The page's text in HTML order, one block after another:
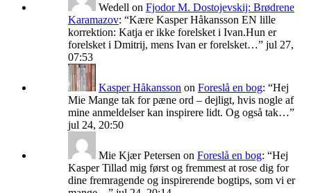
Wedell on Fjodor M. Dostojevskij: Brødrene
Karamazov: “Kære Kasper Håkansson EN lille
korrektion: Katja er ikke forelsket i Ivan.Hun er
forelsket i Dmitrij, mens Ivan er forelsket…” jul 27,
07:53
Kasper Håkansson on Foreslå en bog: “Hej
Mie Mange tak for pæne ord – dejligt, hvis nogle af
mine anmeldelser kan inspirere lidt. Og også tak…”
jul 24, 20:50
Mie Kjær Petersen on Foreslå en bog: “Hej
Kasper Tillad mig først og fremmest at rose dig for
dine fremragende og inspirerende bogtips, som vi er